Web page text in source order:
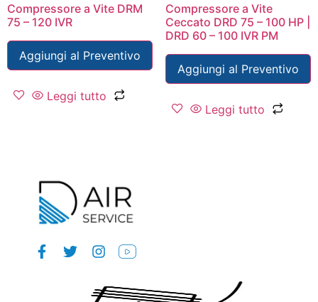
Compressore a Vite DRM
75 – 120 IVR
Aggiungi al Preventivo
Leggi tutto
Compressore a Vite
Ceccato DRD 75 – 100 HP |
DRD 60 – 100 IVR PM
Aggiungi al Preventivo
Leggi tutto